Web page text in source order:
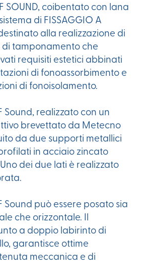
SOUND, coibentato con lana
di FISSAGGIO A
alla realizzazione di
tamponamento che
requisiti estetici abbinati
di fonoassorbimento e
di fonoisolamento.
Sound, realizzato con un
brevettato da Metecno
da due supporti metallici
in acciaio zincato
dei due lati è realizzato
Sound può essere posato sia
che orizzontale. Il
a doppio labirinto di
garantisce ottime
meccanica e di